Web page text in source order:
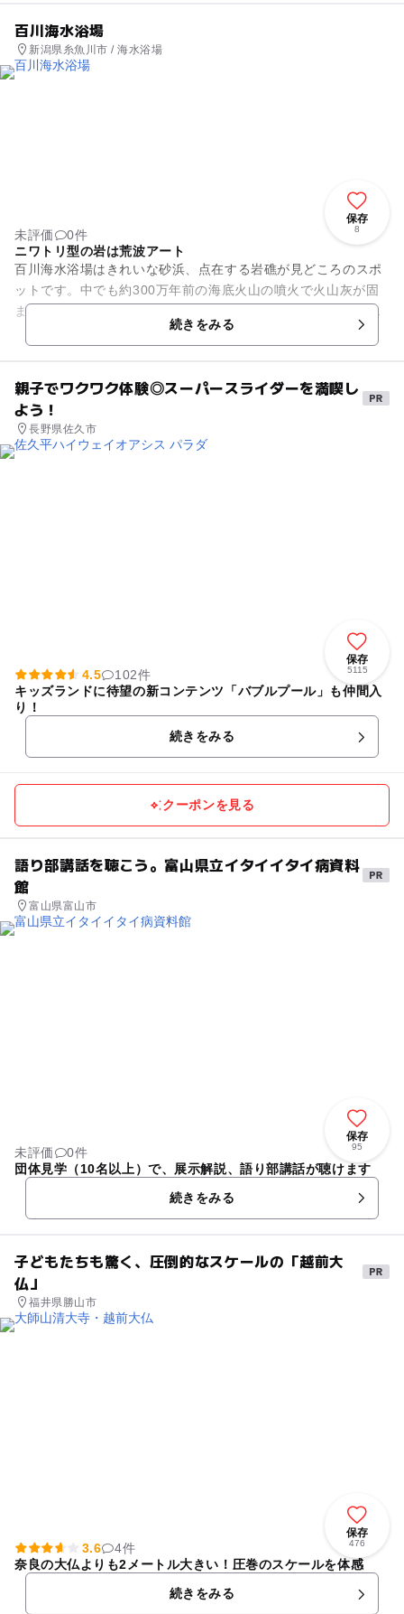
百川海水浴場
新潟県糸魚川市 / 海水浴場
保存
8
未評価
0件
ニワトリ型の岩は荒波アート
百川海水浴場はきれいな砂浜、点在する岩礁が見どころのスポ
ットです。中でも約300万年前の海底火山の噴火で火山灰が固
まった「トットコ岩」が有名です。新潟県糸魚川方面では、ニ
ワトリをトットコとよぶこ...続きをみる
親子でワクワク体験◎スーパースライダーを満喫し
よう！
長野県佐久市
保存
5115
4.5
102件
キッズランドに待望の新コンテンツ「バブルプール」も仲間入
り！
続きをみる
クーポンを見る
語り部講話を聴こう。富山県立イタイイタイ病資料
館
富山県富山市
保存
95
未評価
0件
団体見学（10名以上）で、展示解説、語り部講話が聴けます
続きをみる
子どもたちも驚く、圧倒的なスケールの「越前大
仏」
福井県勝山市
保存
476
3.6
4件
奈良の大仏よりも2メートル大きい！圧巻のスケールを体感
続きをみる